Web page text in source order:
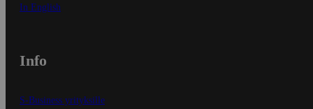
In English
Info
S-Business yrityksille